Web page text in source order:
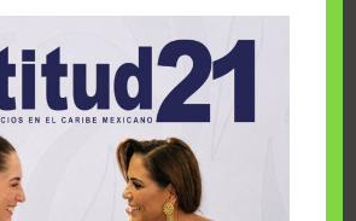
inspira; cumplen
Mayakoba y Make-A-Wish